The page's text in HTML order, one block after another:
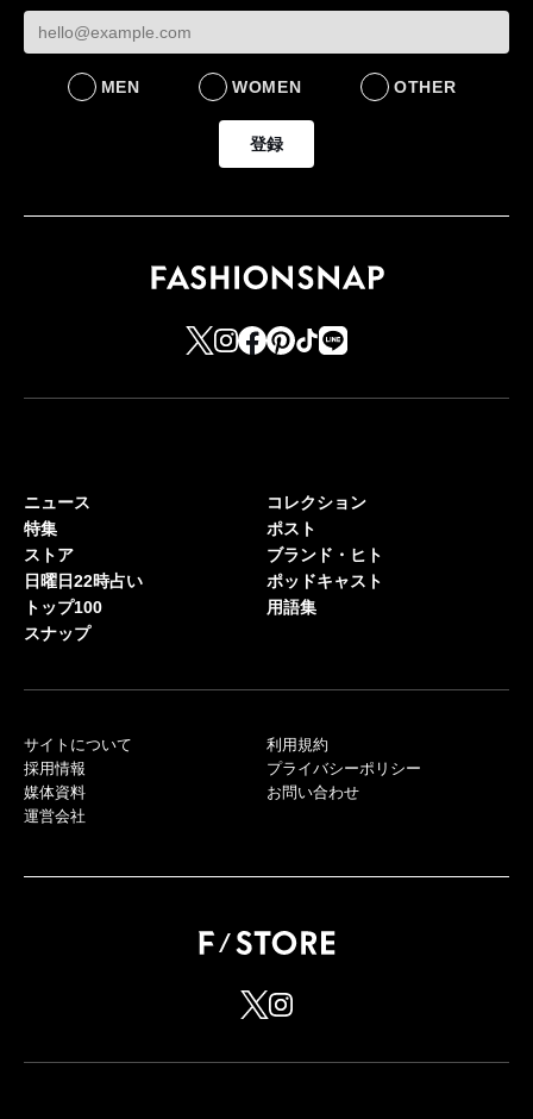
MEN WOMEN OTHER
登録
ニュース
特集
ストア
日曜日22時占い
トップ100
スナップ
コレクション
ポスト
ブランド・ヒト
ポッドキャスト
用語集
サイトについて
採用情報
媒体資料
運営会社
利用規約
プライバシーポリシー
お問い合わせ